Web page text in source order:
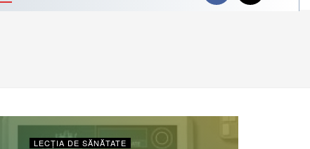
LECȚIA DE SĂNĂTATE